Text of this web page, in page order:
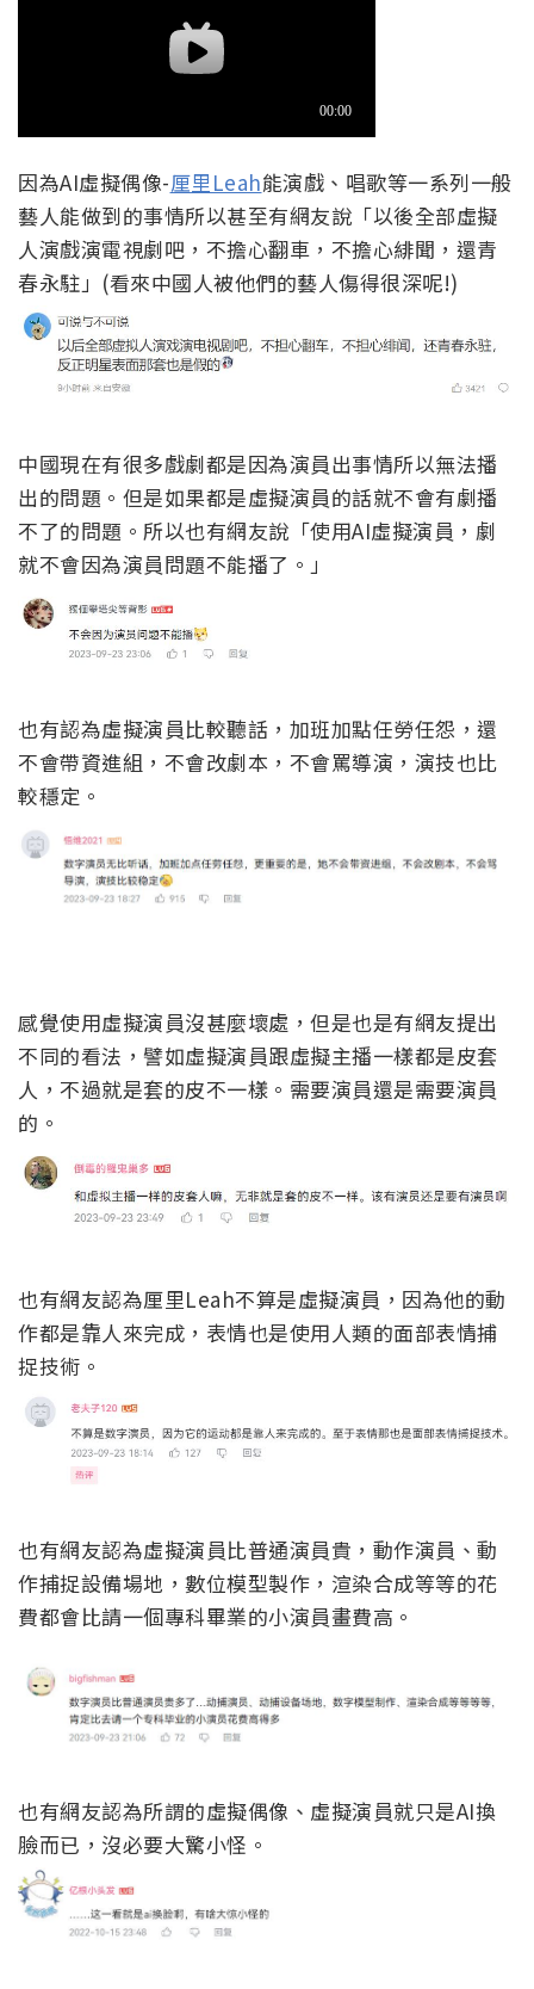
因為AI虛擬偶像-厘里Leah能演戲、唱歌等一系列一般
藝人能做到的事情所以甚至有網友說「以後全部虛擬
人演戲演電視劇吧，不擔心翻車，不擔心緋聞，還青
春永駐」(看來中國人被他們的藝人傷得很深呢!)
中國現在有很多戲劇都是因為演員出事情所以無法播
出的問題。但是如果都是虛擬演員的話就不會有劇播
不了的問題。所以也有網友說「使用AI虛擬演員，劇
就不會因為演員問題不能播了。」
也有認為虛擬演員比較聽話，加班加點任勞任怨，還
不會帶資進組，不會改劇本，不會罵導演，演技也比
較穩定。
感覺使用虛擬演員沒甚麼壞處，但是也是有網友提出
不同的看法，譬如虛擬演員跟虛擬主播一樣都是皮套
人，不過就是套的皮不一樣。需要演員還是需要演員
的。
也有網友認為厘里Leah不算是虛擬演員，因為他的動
作都是靠人來完成，表情也是使用人類的面部表情捕
捉技術。
也有網友認為虛擬演員比普通演員貴，動作演員、動
作捕捉設備場地，數位模型製作，渲染合成等等的花
費都會比請一個專科畢業的小演員畫費高。
也有網友認為所謂的虛擬偶像、虛擬演員就只是AI換
臉而已，沒必要大驚小怪。